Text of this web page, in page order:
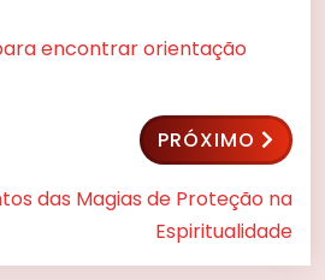
encontrar orientação
PRÓXIMO
das Magias de Proteção na
Espiritualidade